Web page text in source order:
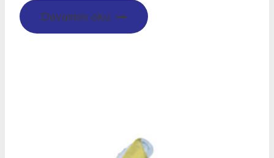
Devamını oku